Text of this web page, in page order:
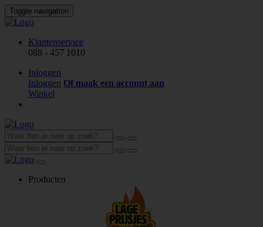
Toggle navigation
Klantenservice
088 - 457 1010
Inloggen
Inloggen Of maak een account aan
Winkel
Producten